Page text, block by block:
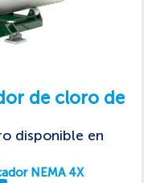
de cloro de
disponible en
NEMA 4X